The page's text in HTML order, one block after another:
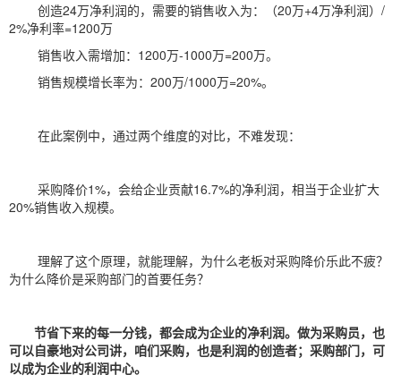
创造24万净利润的，需要的销售收入为：（20万+4万净利润）/
2%净利率=1200万
销售收入需增加： 1200万-1000万=200万。
销售规模增长率为： 200万/1000万=20%。
在此案例中，通过两个维度的对比，不难发现：
采购降价1%，会给企业贡献16.7%的净利润，相当于企业扩大
20%销售收入规模。
理解了这个原理，就能理解，为什么老板对采购降价乐此不疲？
为什么降价是采购部门的首要任务？
节省下来的每一分钱，都会成为企业的净利润。做为采购员，也
可以自豪地对公司讲，咱们采购，也是利润的创造者；采购部门，可
以成为企业的利润中心。